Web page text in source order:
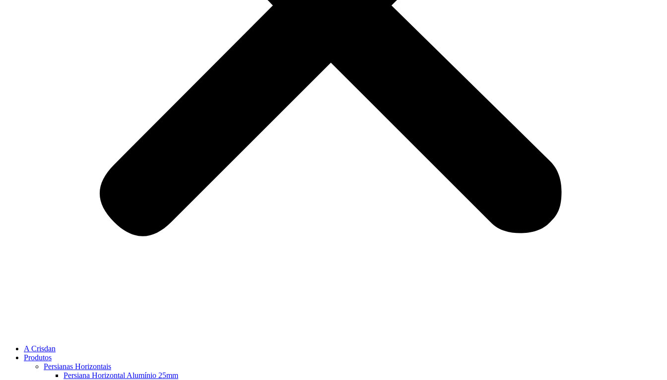
A Crisdan
Produtos
Persianas Horizontais
Persiana Horizontal Alumínio 25mm